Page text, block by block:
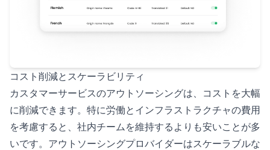
コスト削減とスケーラビリティ
カスタマーサービスのアウトソーシングは、コストを大幅
に削減できます。特に労働とインフラストラクチャの費用
を考慮すると、社内チームを維持するよりも安いことが多
いです。アウトソーシングプロバイダーはスケーラブルな